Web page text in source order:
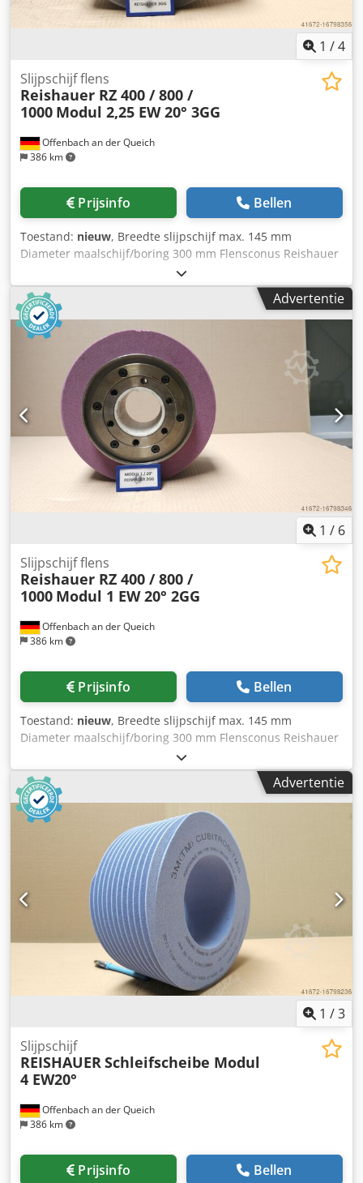
1 /4
Offenbach an der Queich
386 km
Slijpschijf flens
Reishauer RZ 400 / 800 /
1000 Modul 2,25 EW 20° 3GG
Prijsinfo Bellen
Toestand: nieuw, Breedte slijpschijf max. 145 mm
Diameter maalschijf/boring 300 mm Flensconus Reishauer
0 Afmetingen slijpschijf 300x145x160 mm Steunflens
(machinetype Reishauer RZ 400/800/1000) + inclusief
slijpschijf T1SP 300x145x160 M 2,25 EW20° 3GG van de
firma 3M Keramische slijpschijven voor het slijpen van de
tandflanken - 145 mm breed Afmetingen volgens
machinetype Reishauer Profilering volgens specificatie
Module m, loopsnelheid gg, drukhoek EW Voordelen: -
Risico op schuurbrandwonden is bijna nul - Tot 50%
kortere schuurtijden - Dressing inspanning verminderd
met een factor 2 - Tweemaal de levensduur van
schuurschijven - Continu, consistent schuurvermogen
Chjdouayyyspfx Ah Dsa - Aanzienlijk hogere
schuurparameters dan met standaard gereedschap
Advertentie
1 / 6
Offenbach an der Queich
386 km
Slijpschijf flens
Reishauer RZ 400 / 800 /
1000 Modul 1 EW 20° 2GG
Prijsinfo Bellen
Toestand: nieuw, Breedte slijpschijf max. 145 mm
Diameter maalschijf/boring 300 mm Flensconus Reishauer
0 Afmetingen slijpschijf 300x145x160 mm Steunflens
(machinetype Reishauer RZ 400/800/1000) + inclusief
slijpschijf T1SP 300x145x160 M1 EW20° 2GG van de firma
3M Keramische slijpschijven voor het slijpen van de
tandflanken - 145 mm breed Afmetingen volgens
machinetype Reishauer Profilering volgens specificatie
Module m, loopsnelheid gg, drukhoek EW Voordelen: -
Risico op schuurbrandwonden is bijna nul Cedpsuayymjfx
Ah Deha - Tot 50% kortere schuurtijden - Dressing
inspanning verminderd met een factor 2 - Tweemaal de
levensduur van schuurschijven - Continu, consistent
schuurvermogen - Aanzienlijk hogere schuurparameters
dan met standaard gereedschap
Advertentie
1 /3
Offenbach an der Queich
386 km
Slijpschijf
REISHAUERSchleifscheibe Modul
4 EW20°
Prijsinfo Bellen